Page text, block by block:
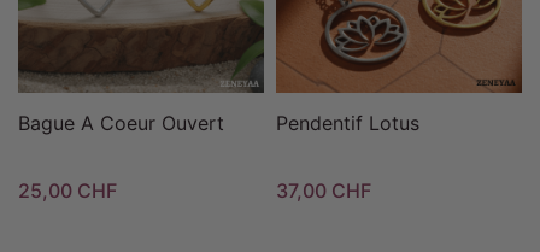
Bague A Coeur Ouvert
25,00 CHF
Pendentif Lotus
37,00 CHF